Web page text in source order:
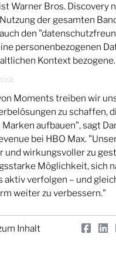
Warner Bros. Discovery
der gesamten
den
personenbezogenen
Kontext bezogene.
Moments treiben wir
zu schaffen,
aufbauen", sagt
bei HBO Max.
und wirkungsvoller zu
Möglichkeit, sich
aktiv verfolgen – und
weiter zu verbessern."
Inhalt